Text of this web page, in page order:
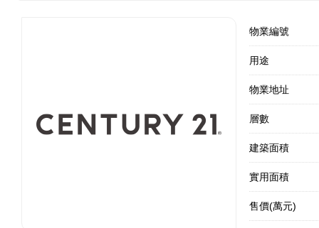
物業編號
用途
物業地址
層數
建築面積
實用面積
售價(萬元)